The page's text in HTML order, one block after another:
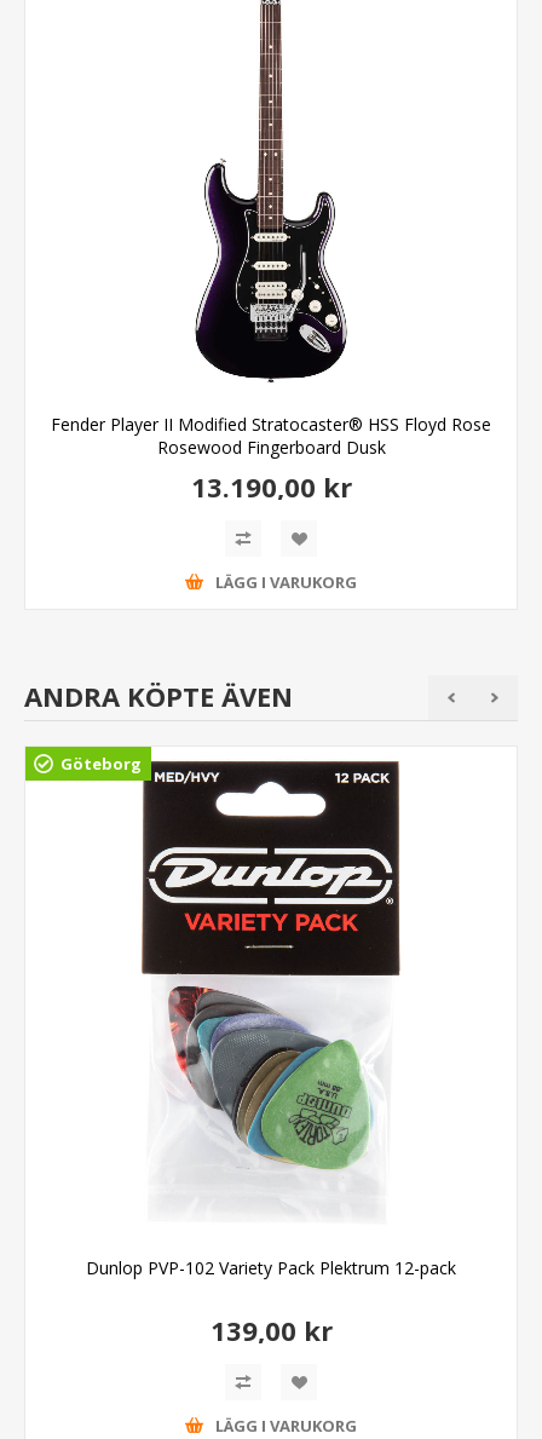
Fender Player II Modified Stratocaster® HSS Floyd Rose
Rosewood Fingerboard Dusk
13.190,00 kr
LÄGG I VARUKORG
ANDRA KÖPTE ÄVEN
Göteborg
Dunlop PVP-102 Variety Pack Plektrum 12-pack
139,00 kr
LÄGG I VARUKORG